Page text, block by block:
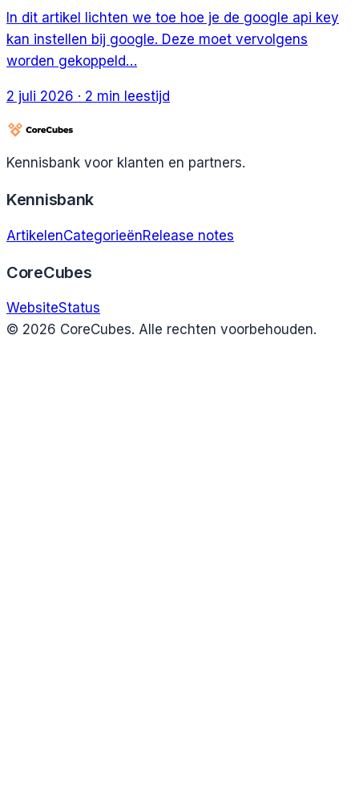
In dit artikel lichten we toe hoe je de google api key
kan instellen bij google. Deze moet vervolgens
worden gekoppeld…
2 juli 2026 · 2 min leestijd
Kennisbank voor klanten en partners.
Kennisbank
ArtikelenCategorieënRelease notes
CoreCubes
WebsiteStatus
© 2026 CoreCubes. Alle rechten voorbehouden.